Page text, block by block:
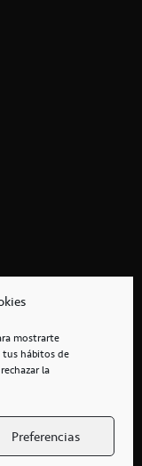
mostrarte
tus hábitos de
la
Preferencias